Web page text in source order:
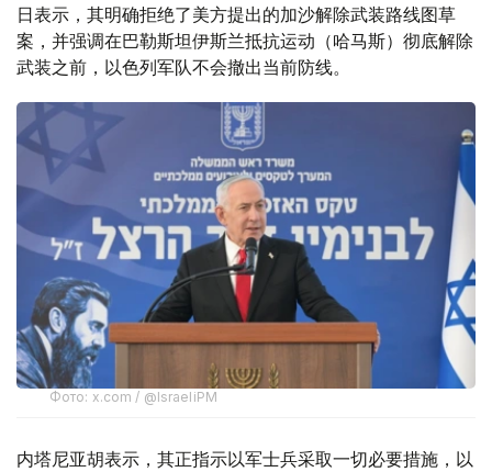
日表示，其明确拒绝了美方提出的加沙解除武装路线图草
案，并强调在巴勒斯坦伊斯兰抵抗运动（哈马斯）彻底解除
武装之前，以色列军队不会撤出当前防线。
Фото: x.com / @IsraeliPM
内塔尼亚胡表示，其正指示以军士兵采取一切必要措施，以